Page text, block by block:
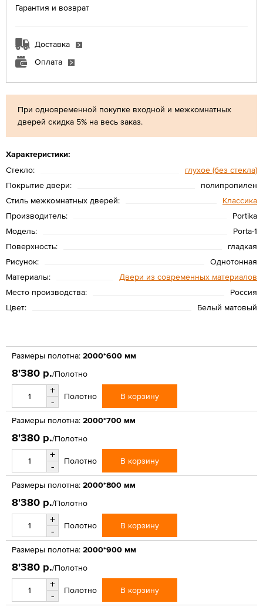
При одновременной покупке входной и межкомнатных
дверей скидка 5% на весь заказ.
Характеристики:
Стекло:
глухое (без стекла)
Покрытие двери:
полипропилен
Стиль межкомнатных дверей:
Классика
Производитель:
Portika
Модель:
Porta-1
Поверхность:
гладкая
Рисунок:
Однотонная
Материалы:
Двери из современных материалов
Место производства:
Россия
Цвет:
Белый матовый
Гарантия и возврат
Доставка
Оплата
Размеры полотна: 2000*600 мм
8'380 р./Полотно
+
-
Полотно В корзину
Размеры полотна: 2000*700 мм
8'380 р./Полотно
+
-
Полотно В корзину
Размеры полотна: 2000*800 мм
8'380 р./Полотно
+
-
Полотно В корзину
Размеры полотна: 2000*900 мм
8'380 р./Полотно
+
-
Полотно В корзину